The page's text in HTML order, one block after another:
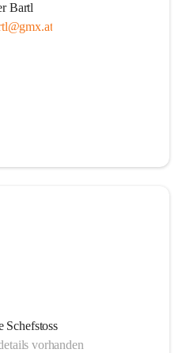
Bartl
Schefstoss
vorhanden